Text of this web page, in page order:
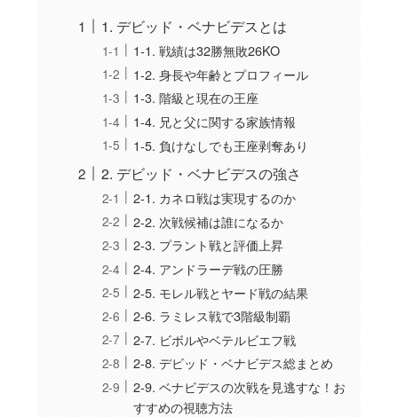
1. デビッド・ベナビデスとは
1-1. 戦績は32勝無敗26KO
1-2. 身長や年齢とプロフィール
1-3. 階級と現在の王座
1-4. 兄と父に関する家族情報
1-5. 負けなしでも王座剥奪あり
2. デビッド・ベナビデスの強さ
2-1. カネロ戦は実現するのか
2-2. 次戦候補は誰になるか
2-3. プラント戦と評価上昇
2-4. アンドラーデ戦の圧勝
2-5. モレル戦とヤード戦の結果
2-6. ラミレス戦で3階級制覇
2-7. ビボルやベテルビエフ戦
2-8. デビッド・ベナビデス総まとめ
2-9. ベナビデスの次戦を見逃すな！お
すすめの視聴方法